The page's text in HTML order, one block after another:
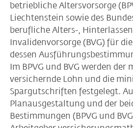
betriebliche Altersvorsorge
Liechtenstein sowie des
berufliche Alters-,
Invalidenvorsorge (BVG) für
dessen
Im BPVG und BVG werden der
versichernde Lohn und die
Spargutschriften festgelegt.
Planausgestaltung und der
Bestimmungen (BPVG und